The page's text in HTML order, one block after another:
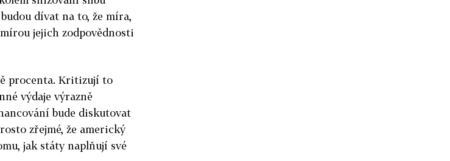
dívat na to, že míra,
jejich zodpovědnosti
procenta. Kritizují to
výdaje výrazně
bude diskutovat
zřejmé, že americký
jak státy naplňují své